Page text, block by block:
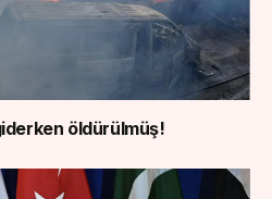
öldürülmüş!